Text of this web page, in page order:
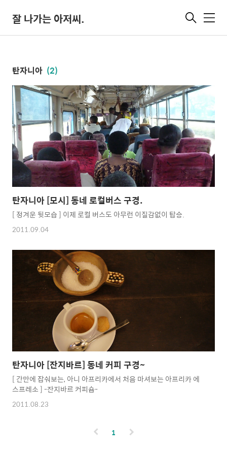
잘 나가는 아저씨. 메
탄자니아 (2)
탄자니아 [모시] 동네 로컬버스 구경.
[ 정겨운 뒷모습 ] 이제 로컬 버스도 아무런 이질감없이 탑승.
2011.09.04
탄자니아 [잔지바르] 동네 커피 구경~
[ 간만에 잡숴보는, 아니 아프리카에서 처음 마셔보는 아프리카 에
스프레소 ] -잔지바르 커피숍-
2011.08.23
1